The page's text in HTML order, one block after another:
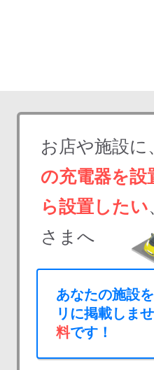
お店や施設に
の充電器を設
ら設置したい
さまへ
あなたの施設
リに掲載しま
料です！